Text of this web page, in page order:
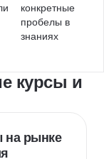
конкретные
пробелы в
знаниях
курсы и
на рынке